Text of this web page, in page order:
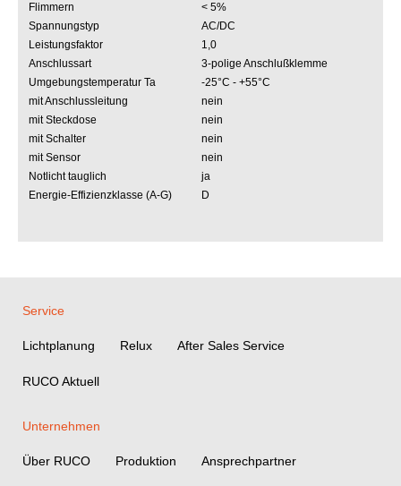
Flimmern
< 5%
Spannungstyp
AC/DC
Leistungsfaktor
1,0
Anschlussart
3-polige Anschlußklemme
Umgebungstemperatur Ta
-25°C - +55°C
mit Anschlussleitung
nein
mit Steckdose
nein
mit Schalter
nein
mit Sensor
nein
Notlicht tauglich
ja
Energie-Effizienzklasse (A-G)
D
Service
Lichtplanung Relux After Sales Service
RUCO Aktuell
Unternehmen
Über RUCO Produktion Ansprechpartner